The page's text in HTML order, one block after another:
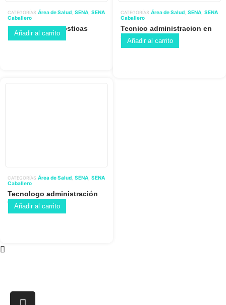
Añadir al carrito
CATEGORÍAS Área de Salud SENA SENA
Caballero
Imagenes diagnosticas
Añadir al carrito
CATEGORÍAS Área de Salud SENA SENA
Caballero
Tecnico administracion en
salud
Añadir al carrito
CATEGORÍAS Área de Salud SENA SENA
Caballero
Tecnologo administración
de salud